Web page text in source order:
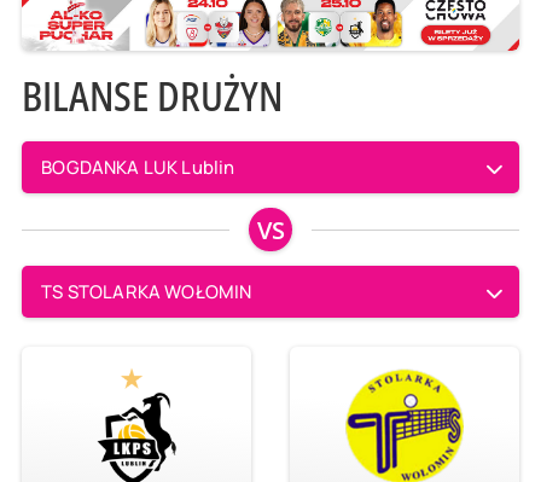
BILANSE DRUŻYN
BOGDANKA LUK Lublin
VS
TS STOLARKA WOŁOMIN